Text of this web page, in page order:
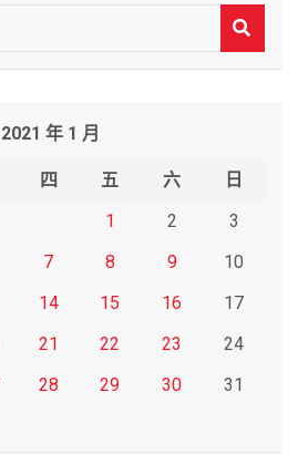
2021 年 1 月
四 五 六
日
1
2
3
7 8 9
10
14 15 16
17
21 22 23
24
28 29 30
31